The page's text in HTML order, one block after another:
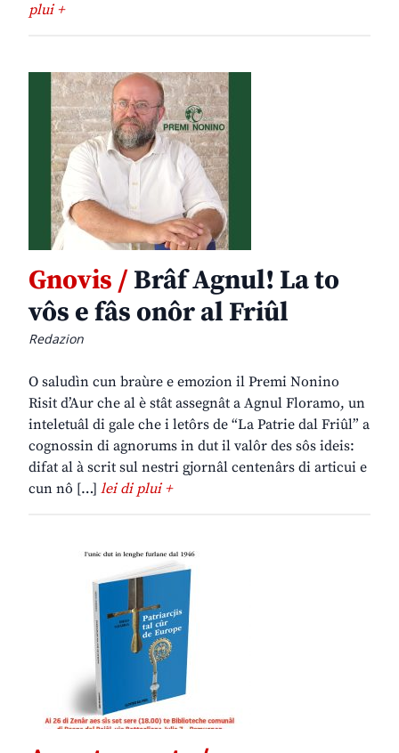
plui +
Gnovis /Brâf Agnul! La to
vôs e fâs onôr al Friûl
Redazion
O saludìn cun braùre e emozion il Premi Nonino
Risit d’Aur che al è stât assegnât a Agnul Floramo, un
inteletuâl di gale che i letôrs de “La Patrie dal Friûl” a
cognossin di agnorums in dut il valôr des sôs ideis:
difat al à scrit sul nestri gjornâl centenârs di articui e
cun nô […] lei di plui +